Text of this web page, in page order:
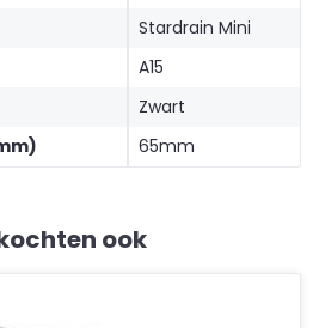
Stardrain Mini
A15
Zwart
65mm
ook